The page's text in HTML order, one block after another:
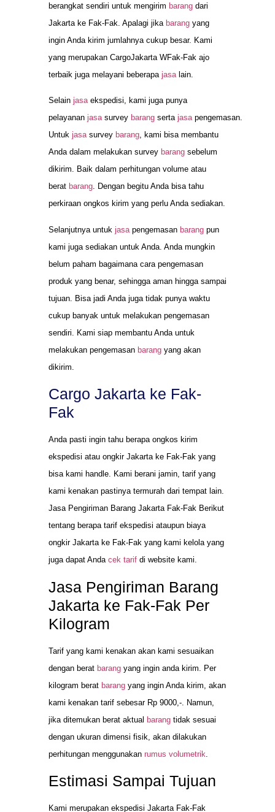
berangkat sendiri untuk mengirim barang dari
Jakarta ke Fak-Fak. Apalagi jika barang yang
ingin Anda kirim jumlahnya cukup besar. Kami
yang merupakan CargoJakarta WFak-Fak ajo
terbaik juga melayani beberapa jasa lain.
Selain jasaekspedisi, kami juga punya
pelayanan jasasurvey barang serta jasapengemasan.
Untuk jasasurvey barang, kami bisa membantu
Anda dalam melakukan survey barang sebelum
dikirim. Baik dalam perhitungan volume atau
berat barang. Dengan begitu Anda bisa tahu
perkiraan ongkos kirim yang perlu Anda sediakan.
Selanjutnya untuk jasa pengemasan barang pun
kami juga sediakan untuk Anda. Anda mungkin
belum paham bagaimana cara pengemasan
produk yang benar, sehingga aman hingga sampai
tujuan. Bisa jadi Anda juga tidak punya waktu
cukup banyak untuk melakukan pengemasan
sendiri. Kami siap membantu Anda untuk
melakukan pengemasan barang yang akan
dikirim.
Cargo Jakarta ke Fak-
Fak
Anda pasti ingin tahu berapa ongkos kirim
ekspedisi atau ongkir Jakarta ke Fak-Fak yang
bisa kami handle. Kami berani jamin, tarif yang
kami kenakan pastinya termurah dari tempat lain.
Jasa Pengiriman Barang Jakarta Fak-Fak Berikut
tentang berapa tarif ekspedisi ataupun biaya
ongkir Jakarta ke Fak-Fak yang kami kelola yang
juga dapat Anda cek tarif di website kami.
Jasa Pengiriman Barang
Jakarta ke Fak-Fak Per
Kilogram
Tarif yang kami kenakan akan kami sesuaikan
dengan berat barang yang ingin anda kirim. Per
kilogram berat barang yang ingin Anda kirim, akan
kami kenakan tarif sebesar Rp 9000,-. Namun,
jika ditemukan berat aktual barang tidak sesuai
dengan ukuran dimensi fisik, akan dilakukan
perhitungan menggunakan rumus volumetrik
Estimasi Sampai Tujuan
Kami merupakan ekspedisi Jakarta Fak-Fak